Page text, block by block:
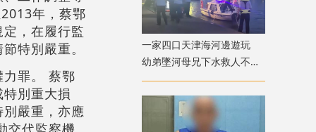
年，蔡鄂
，在履行監
特別嚴重。
罪。 蔡鄂
別重大損
嚴重，亦應
交代監察機
一家四口天津海河邊遊玩
幼弟墜河母兄下水救人不幸
溺亡